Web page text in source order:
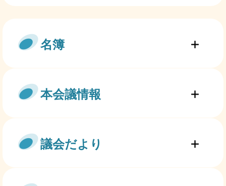
名簿
本会議情報
議会だより